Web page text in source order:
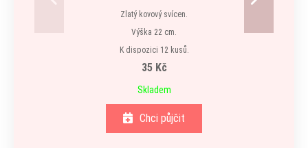
Zlatý kovový svícen.
Výška 22 cm.
K dispozici 12 kusů.
35 Kč
Skladem
Chci půjčit